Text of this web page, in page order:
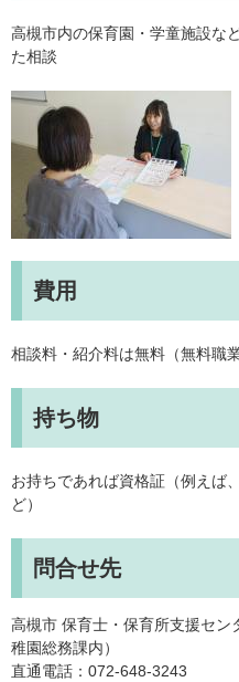
高槻市内の保育園・学童施設な
た相談
費用
相談料・紹介料は無料（無料職
持ち物
お持ちであれば資格証（例えば
ど）
問合せ先
高槻市 保育士・保育所支援セン
稚園総務課内）
直通電話：072-648-3243